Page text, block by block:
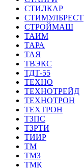
СТИЛКАР
СТИМУЛБРЕСТ
СТРОЙМАШ
ТАИМ
ТАРА
ТАЯ
ТВЭКС
ТДТ-55
ТЕХНО
ТЕХНОТРЕЙД
ТЕХНОТРОН
ТЕХТРОН
ТЗПС
ТЗРТИ
ТИИР
ТМ
ТМЗ
ТМК